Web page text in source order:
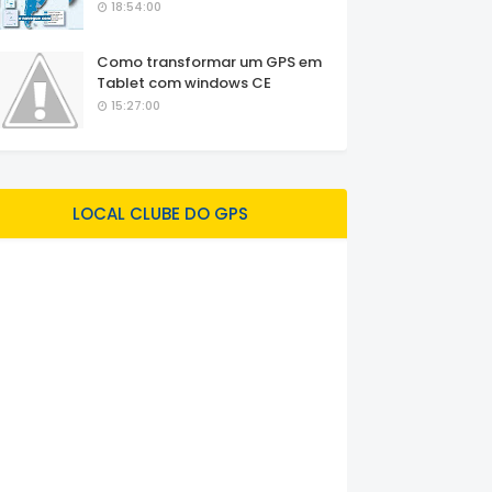
18:54:00
Como transformar um GPS em
Tablet com windows CE
15:27:00
LOCAL CLUBE DO GPS